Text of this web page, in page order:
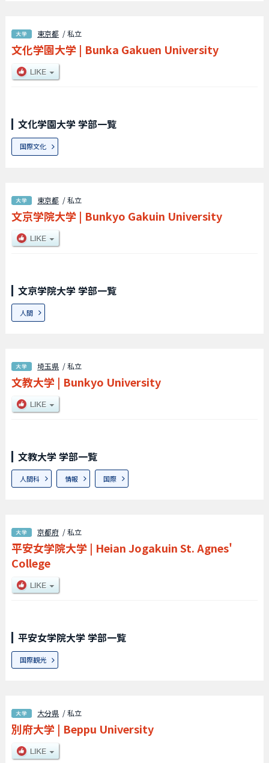
東京都 / 私立
文化学園大学 | Bunka Gakuen University
文化学園大学 学部一覧
国際文化
東京都 / 私立
文京学院大学 | Bunkyo Gakuin University
文京学院大学 学部一覧
人間
埼玉県 / 私立
文教大学 | Bunkyo University
文教大学 学部一覧
人間科 情報 国際
京都府 / 私立
平安女学院大学 | Heian Jogakuin St. Agnes'
College
平安女学院大学 学部一覧
国際観光
大分県 / 私立
別府大学 | Beppu University